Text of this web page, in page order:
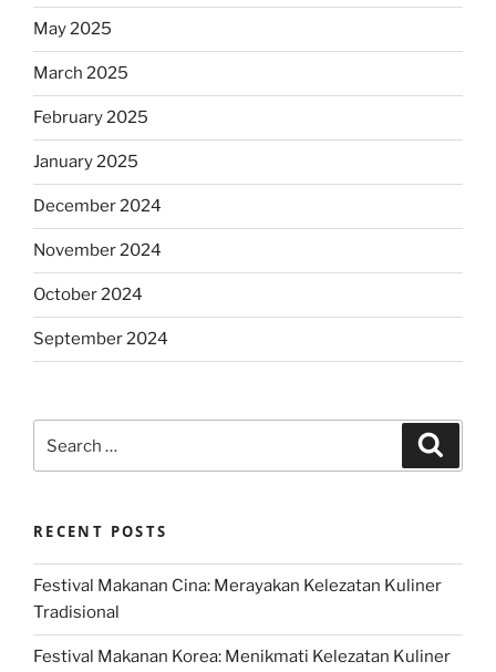
May 2025
March 2025
February 2025
January 2025
December 2024
November 2024
October 2024
September 2024
for:
RECENT POSTS
Festival Makanan Cina: Merayakan Kelezatan Kuliner
Tradisional
Festival Makanan Korea: Menikmati Kelezatan Kuliner